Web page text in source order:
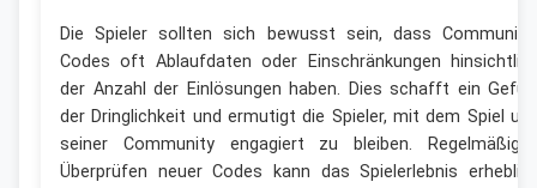
Die Spieler sollten sich bewusst sein, dass
Codes oft Ablaufdaten oder Einschränkungen
der Anzahl der Einlösungen haben. Dies schafft ein
der Dringlichkeit und ermutigt die Spieler, mit dem Spiel
seiner Community engagiert zu bleiben.
Überprüfen neuer Codes kann das Spielerlebnis